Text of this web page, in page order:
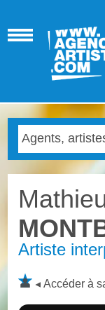
Artiste
Accéder à